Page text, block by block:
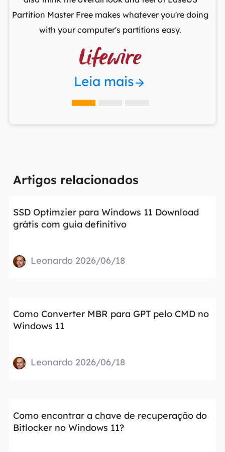
Partition Master Free makes whatever you're doing
with your computer's partitions easy.

Leia mais
Artigos relacionados
SSD Optimzier para Windows 11 Download
grátis com guia definitivo
Leonardo 2026/06/18
Como Converter MBR para GPT pelo CMD no
Windows 11
Leonardo 2026/06/18
Como encontrar a chave de recuperação do
Bitlocker no Windows 11?